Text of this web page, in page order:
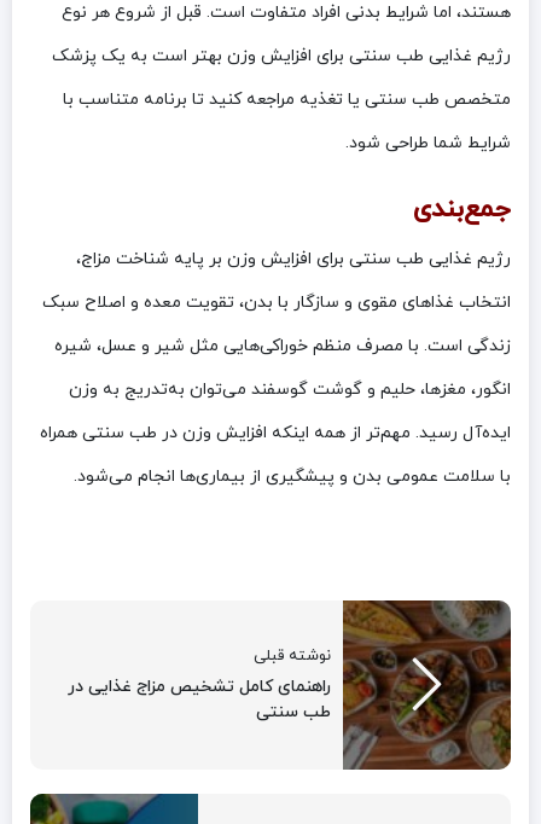
هستند، اما شرایط بدنی افراد متفاوت است. قبل از شروع هر نوع
رژیم غذایی طب سنتی برای افزایش وزن بهتر است به یک پزشک
متخصص طب سنتی یا تغذیه مراجعه کنید تا برنامه متناسب با
شرایط شما طراحی شود.
جمع‌بندی
رژیم غذایی طب سنتی برای افزایش وزن بر پایه شناخت مزاج،
انتخاب غذاهای مقوی و سازگار با بدن، تقویت معده و اصلاح سبک
زندگی است. با مصرف منظم خوراکی‌هایی مثل شیر و عسل، شیره
انگور، مغزها، حلیم و گوشت گوسفند می‌توان به‌تدریج به وزن
ایده‌آل رسید. مهم‌تر از همه اینکه افزایش وزن در طب سنتی همراه
با سلامت عمومی بدن و پیشگیری از بیماری‌ها انجام می‌شود.
نوشته قبلی
راهنمای کامل تشخیص مزاج غذایی در
طب سنتی